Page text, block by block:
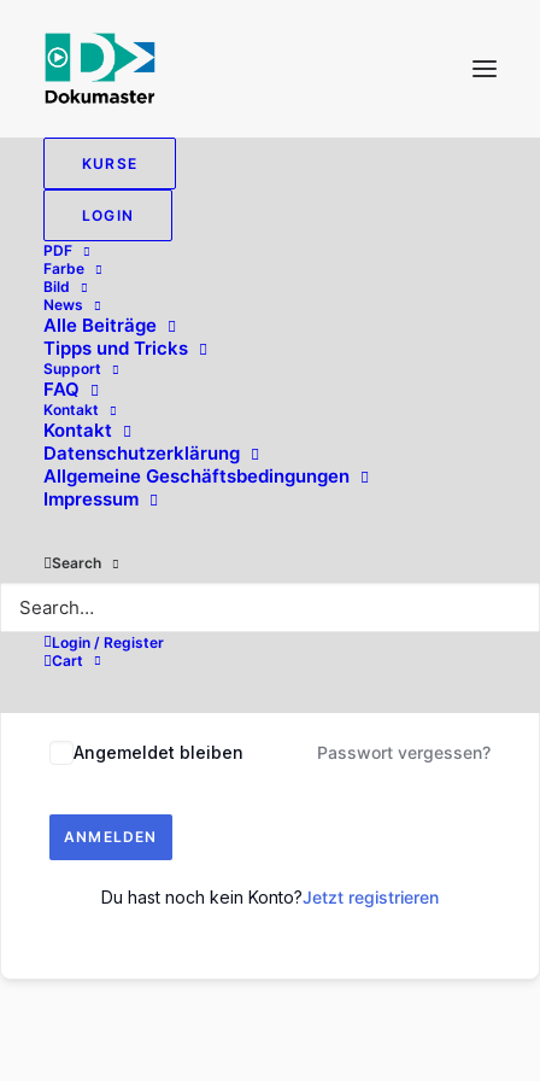
KURSE
LOGIN
PDF
Farbe
Bild
News
Alle Beiträge
Tipps und Tricks
Support
FAQ
Kontakt
Kontakt
Datenschutzerklärung
Allgemeine Geschäftsbedingungen
Impressum
Search
Login / Register
Cart
Hallo, willkommen zurück!
Angemeldet bleiben Passwort vergessen?
ANMELDEN
Du hast noch kein Konto?Jetzt registrieren